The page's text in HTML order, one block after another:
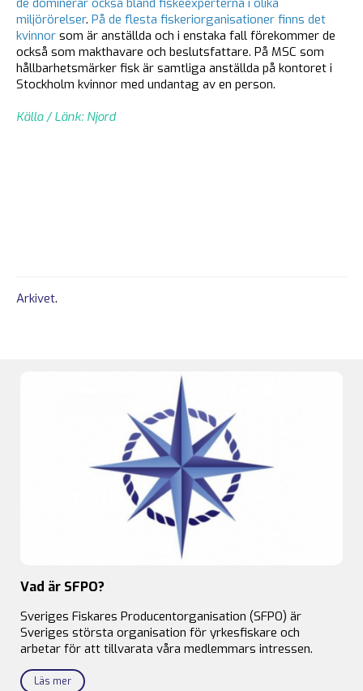
miljörörelser. På de flesta fiskeriorganisationer finns det
kvinnor som är anställda och i enstaka fall förekommer de
också som makthavare och beslutsfattare. På MSC som
hållbarhetsmärker fisk är samtliga anställda på kontoret i
Stockholm kvinnor med undantag av en person.
Källa / Länk: Njord
Arkivet.
Vad är SFPO?
Sveriges Fiskares Producentorganisation (SFPO) är
Sveriges största organisation för yrkesfiskare och
arbetar för att tillvarata våra medlemmars intressen.
Läs mer